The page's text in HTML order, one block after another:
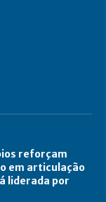
reforçam
em articulação
liderada por